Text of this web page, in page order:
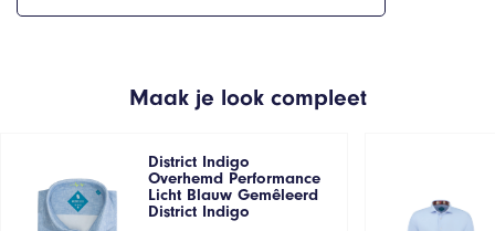
Maak je look compleet
District Indigo
Overhemd Performance
Licht Blauw Gemêleerd
District Indigo